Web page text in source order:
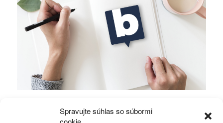
Spravujte súhlas so súbormi
Lekársky (Calendula officinalis)